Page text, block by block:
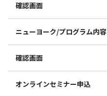
確認画面
ニューヨーク/プログラム内容
確認画面
オンラインセミナー申込